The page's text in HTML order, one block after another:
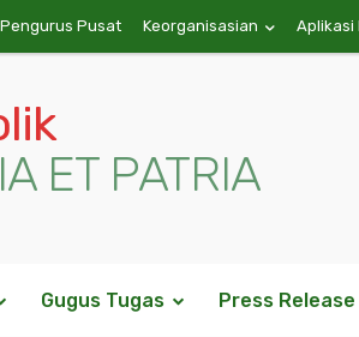
Pusat Keorganisasian Aplikasi
ET PATRIA
Gugus Tugas Press Release